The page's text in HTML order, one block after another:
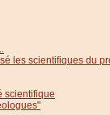
les scientifiques du
scientifique